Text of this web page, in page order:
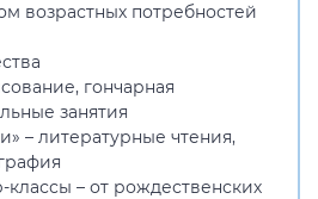
возрастных потребностей
гончарная
занятия
– литературные чтения,
– от рождественских